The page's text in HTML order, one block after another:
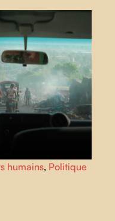
de son séjour à
communauté noire
de vérité.
humanitaire
passager·ère·s
humains, Politique